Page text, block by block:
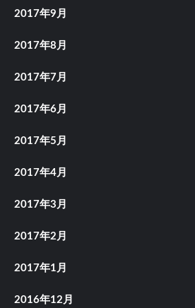
2017年9月
2017年8月
2017年7月
2017年6月
2017年5月
2017年4月
2017年3月
2017年2月
2017年1月
2016年12月